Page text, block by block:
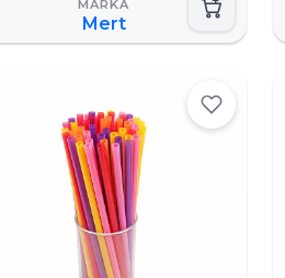
Mert